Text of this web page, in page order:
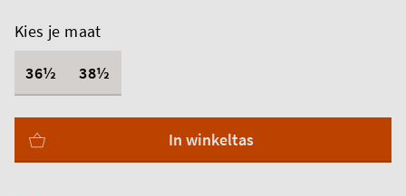
Kies je maat
36½
38½
In winkeltas